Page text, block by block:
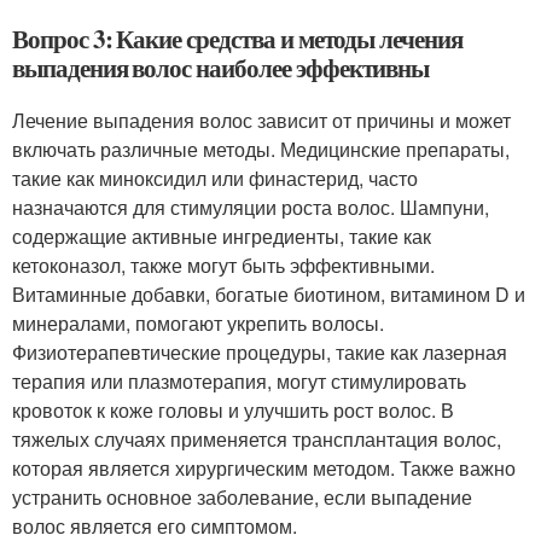
Вопрос 3: Какие средства и методы лечения
выпадения волос наиболее эффективны
Лечение выпадения волос зависит от причины и может
включать различные методы. Медицинские препараты,
такие как миноксидил или финастерид, часто
назначаются для стимуляции роста волос. Шампуни,
содержащие активные ингредиенты, такие как
кетоконазол, также могут быть эффективными.
Витаминные добавки, богатые биотином, витамином D и
минералами, помогают укрепить волосы.
Физиотерапевтические процедуры, такие как лазерная
терапия или плазмотерапия, могут стимулировать
кровоток к коже головы и улучшить рост волос. В
тяжелых случаях применяется трансплантация волос,
которая является хирургическим методом. Также важно
устранить основное заболевание, если выпадение
волос является его симптомом.